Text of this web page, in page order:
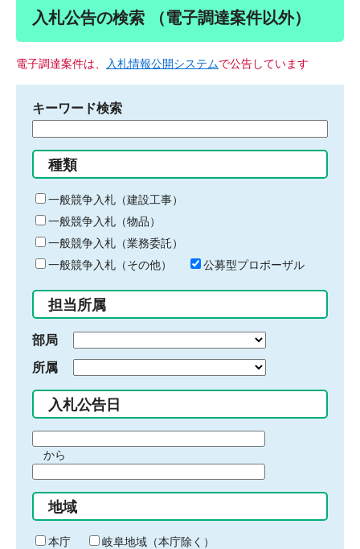
入札公告の検索 （電子調達案件以外）
電子調達案件は、 入札情報公開システムで公告しています
キーワード検索
る
キ
ー
ワ
ー
ド
入
力
種類
一般競争入札（建設工事）
一般競争入札（物品）
一般競争入札（業務委託）
一般競争入札（その他）
公募型プロポーザル
担当所属
部局
所属
入札公告日
間
始
り
から
間
終
わ
地域
本庁
岐阜地域（本庁除く）